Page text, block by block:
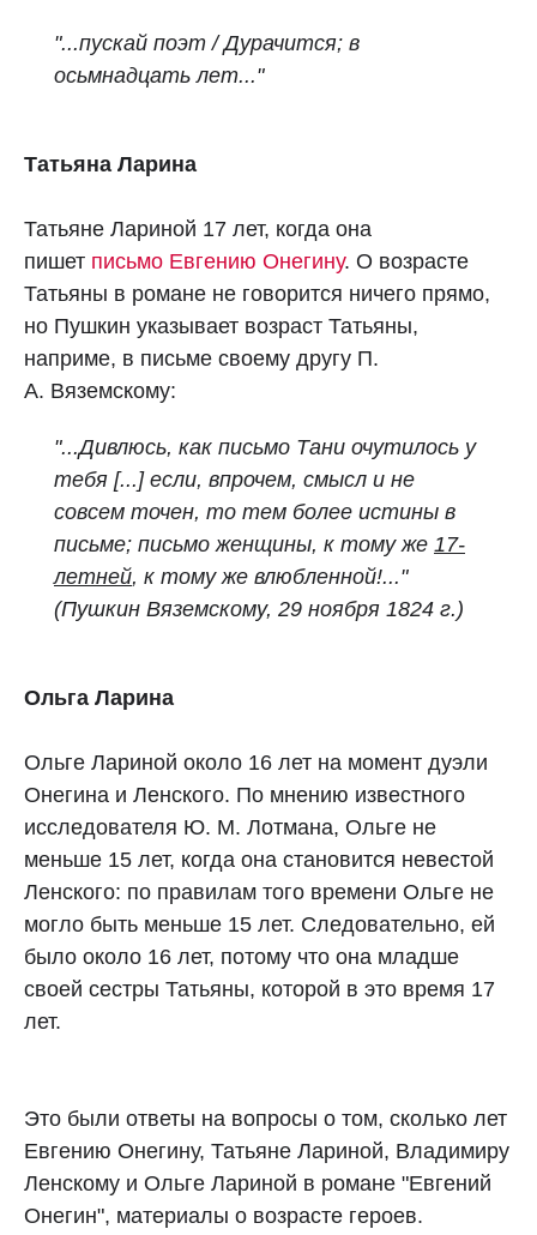
"...пускай поэт /Дурачится; в
осьмнадцать лет..."
Татьяна Ларина
Татьяне Лариной 17 лет, когда она
пишет письмо Евгению Онегину. О возрасте
Татьяны в романе не говорится ничего прямо,
но Пушкин указывает возраст Татьяны,
наприме, в письме своему другу П.
А. Вяземскому:
"...Дивлюсь, как письмо Тани очутилось у
тебя [...] если, впрочем, смысл и не
совсем точен, то тем более истины в
письме; письмо женщины, к тому же 17-
летней, к тому же влюбленной!..."
(Пушкин Вяземскому, 29 ноября 1824 г.)
Ольга Ларина
Ольге Лариной около 16 лет на момент дуэли
Онегина и Ленского. По мнению известного
исследователя Ю. М. Лотмана, Ольге не
меньше 15 лет, когда она становится невестой
Ленского: по правилам того времени Ольге не
могло быть меньше 15 лет. Следовательно, ей
было около 16 лет, потому что она младше
своей сестры Татьяны, которой в это время 17
лет.
Это были ответы на вопросы о том, сколько лет
Евгению Онегину, Татьяне Лариной, Владимиру
Ленскому и Ольге Лариной в романе "Евгений
Онегин", материалы о возрасте героев.